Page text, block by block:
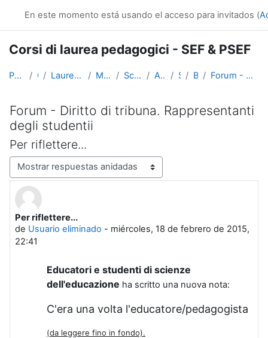
En este momento está usando el acceso para invitados (
Corsi di laurea pedagogici - SEF & PSEF
Página Principal Cursos Lauree triennali, magistrali, a ciclo unico Medicina e Psicologia Scienze dell'Educazione Altri insegnamenti SciEdu2 Benvenuti! Forum - Diritto di tribuna. Rappresentanti degli studentii
Forum - Diritto di tribuna. Rappresentanti
degli studentii
Per riflettere...
Mostrar modo
Per riflettere...
de Usuario eliminado - miércoles, 18 de febrero de 2015,
22:41
Número de respuestas: 0
Educatori e studenti di scienze
dell'educazione ha scritto una nuova nota:
C'era una volta l'educatore/pedagogista
(da leggere fino in fondo).